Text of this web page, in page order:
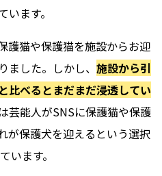
ます。
護猫や保護猫を施設からお迎
ました。しかし、 施設から引
比べるとまだまだ浸透してい
芸能人がSNSに保護猫や保護
が保護犬を迎えるという選択
います。